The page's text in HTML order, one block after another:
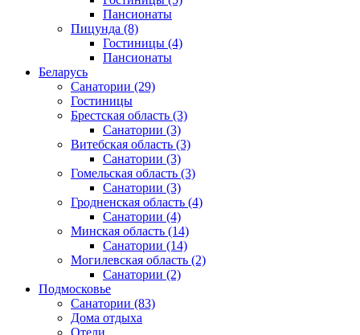
Пансионаты
Пицунда (8)
Гостиницы (4)
Пансионаты
Беларусь
Санатории (29)
Гостиницы
Брестская область (3)
Санатории (3)
Витебская область (3)
Санатории (3)
Гомельская область (3)
Санатории (3)
Гродненская область (4)
Санатории (4)
Минская область (14)
Санатории (14)
Могилевская область (2)
Санатории (2)
Подмосковье
Санатории (83)
Дома отдыха
Отели